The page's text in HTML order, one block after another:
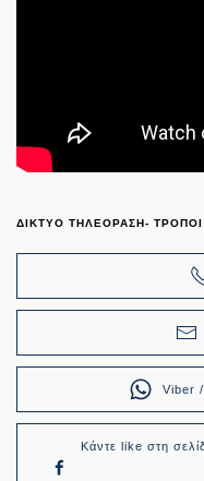
ΔΙΚΤΥΟ ΤΗΛΕΟΡΑΣΗ- ΤΡΟΠΟΙ
Viber
Κάντε like στη